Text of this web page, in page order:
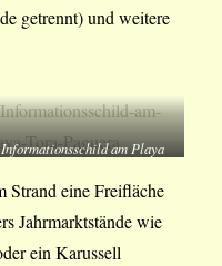
getrennt) und weitere
Informationsschild am Playa
Strand eine Freifläche
Jahrmarktstände wie
ein Karussell